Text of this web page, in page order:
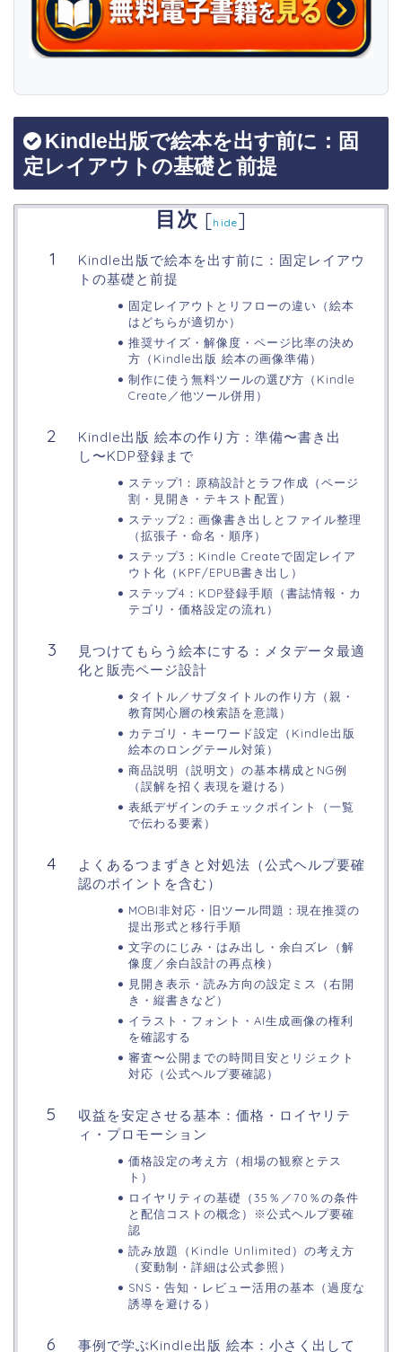
Kindle出版で絵本を出す前に：固
定レイアウトの基礎と前提
目次 [hide]
Kindle出版で絵本を出す前に：固定レイアウ
トの基礎と前提
固定レイアウトとリフローの違い（絵本
はどちらが適切か）
推奨サイズ・解像度・ページ比率の決め
方（Kindle出版 絵本の画像準備）
制作に使う無料ツールの選び方（Kindle
Create／他ツール併用）
Kindle出版 絵本の作り方：準備〜書き出
し〜KDP登録まで
ステップ1：原稿設計とラフ作成（ページ
割・見開き・テキスト配置）
ステップ2：画像書き出しとファイル整理
（拡張子・命名・順序）
ステップ3：Kindle Createで固定レイア
ウト化（KPF/EPUB書き出し）
ステップ4：KDP登録手順（書誌情報・カ
テゴリ・価格設定の流れ）
見つけてもらう絵本にする：メタデータ最適
化と販売ページ設計
タイトル／サブタイトルの作り方（親・
教育関心層の検索語を意識）
カテゴリ・キーワード設定（Kindle出版
絵本のロングテール対策）
商品説明（説明文）の基本構成とNG例
（誤解を招く表現を避ける）
表紙デザインのチェックポイント（一覧
で伝わる要素）
よくあるつまずきと対処法（公式ヘルプ要確
認のポイントを含む）
MOBI非対応・旧ツール問題：現在推奨の
提出形式と移行手順
文字のにじみ・はみ出し・余白ズレ（解
像度／余白設計の再点検）
見開き表示・読み方向の設定ミス（右開
き・縦書きなど）
イラスト・フォント・AI生成画像の権利
を確認する
審査〜公開までの時間目安とリジェクト
対応（公式ヘルプ要確認）
収益を安定させる基本：価格・ロイヤリテ
ィ・プロモーション
価格設定の考え方（相場の観察とテス
ト）
ロイヤリティの基礎（35％／70％の条件
と配信コストの概念）※公式ヘルプ要確
認
読み放題（Kindle Unlimited）の考え方
（変動制・詳細は公式参照）
SNS・告知・レビュー活用の基本（過度な
誘導を避ける）
事例で学ぶKindle出版 絵本：小さく出して